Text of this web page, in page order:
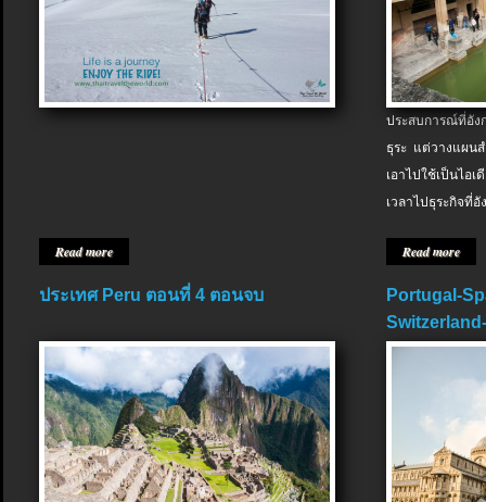
Read more
ประสบการณ์ที่อัง
ธุระ แต่วางแผน
เอาไปใช้เป็นไอ
เวลาไปธุระกิจที่อั
Read more
ประเทศ Peru ตอนที่ 4 ตอนจบ
Portugal-